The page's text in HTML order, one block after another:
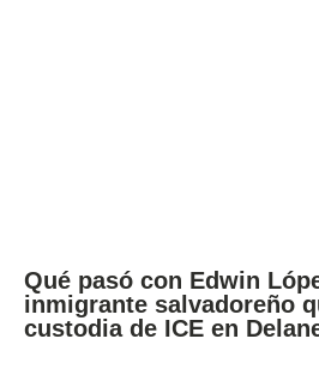
Qué pasó con Edwin
inmigrante salvadoreño
custodia de ICE en